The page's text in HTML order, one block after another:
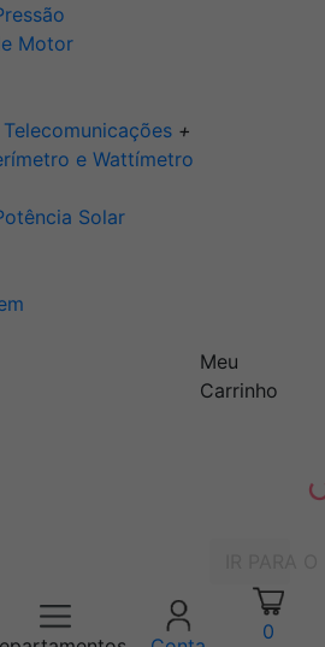
Motor
+
e Wattímetro
Solar
Meu
Carrinho
0